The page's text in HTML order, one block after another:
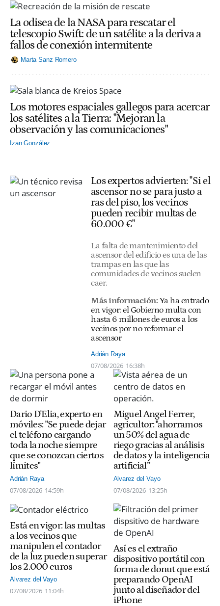
La odisea de la NASA para rescatar el
telescopio Swift: de un satélite a la deriva a
fallos de conexión intermitente
Marta Sanz Romero
Los motores espaciales gallegos para acercar
los satélites a la Tierra: "Mejoran la
observación y las comunicaciones"
Izan González
Los expertos advierten: "Si el
ascensor no se para justo a
ras del piso, los vecinos
pueden recibir multas de
60.000 €"
La falta de mantenimiento del
ascensor del edificio es una de las
trampas en las que las
comunidades de vecinos suelen
caer.
Más información: Ya ha entrado
en vigor: el Gobierno multa con
hasta 6 millones de euros a los
vecinos por no reformar el
ascensor
Adrián Raya
07/08/2026 16:38h
Dario D'Elia, experto en
móviles: "Se puede dejar
el teléfono cargando
toda la noche siempre
que se conozcan ciertos
límites"
Adrián Raya
07/08/2026 14:59h
Miguel Angel Ferrer,
agricultor: "ahorramos
un 50% del agua de
riego gracias al análisis
de datos y la inteligencia
artificial”
Alvarez del Vayo
07/08/2026 13:25h
Está en vigor: las multas
a los vecinos que
manipulen el contador
de la luz pueden superar
los 2.000 euros
Alvarez del Vayo
07/08/2026 11:04h
Así es el extraño
dispositivo portátil con
forma de donut que está
preparando OpenAI
junto al diseñador del
iPhone